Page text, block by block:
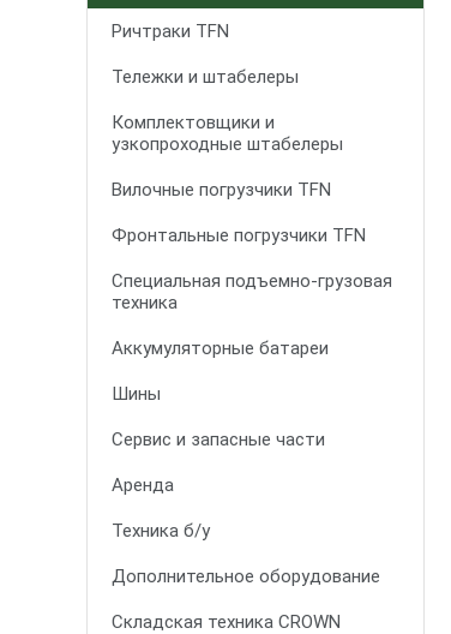
Ричтраки TFN
Тележки и штабелеры
Комплектовщики и
узкопроходные штабелеры
Вилочные погрузчики TFN
Фронтальные погрузчики TFN
Специальная подъемно-грузовая
техника
Аккумуляторные батареи
Шины
Сервис и запасные части
Аренда
Техника б/у
Дополнительное оборудование
Складская техника CROWN